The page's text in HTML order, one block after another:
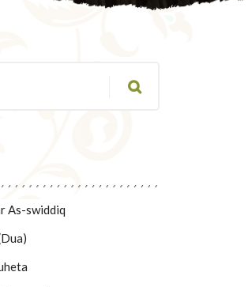
As-swiddiq